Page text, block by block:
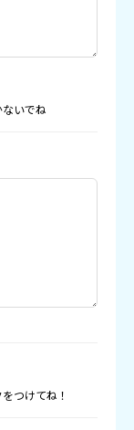
いでね
つけてね！